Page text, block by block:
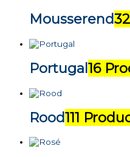
Mousserend
Portugal 16
Rood111